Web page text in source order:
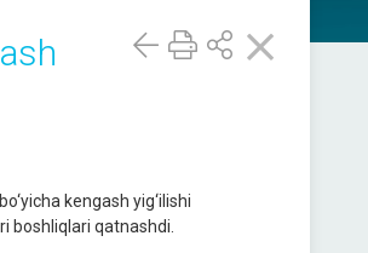
kengash yig‘ilishi
boshliqlari qatnashdi.